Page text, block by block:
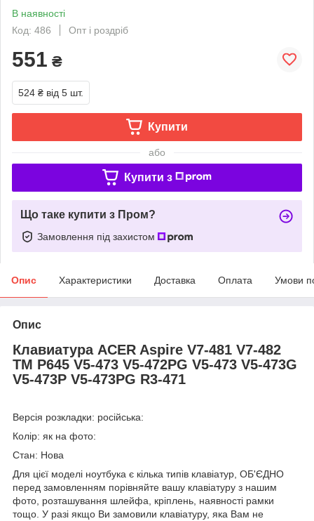
В наявності
Код: 486
Опт і роздріб
551 ₴
524 ₴ від 5 шт.
Купити
або
Купити з
Що таке купити з Пром?
Замовлення під захистом
Опис Характеристики Доставка Оплата Умови
Опис
Клавиатура ACER Aspire V7-481 V7-482
TM P645 V5-473 V5-472PG V5-473 V5-473G
V5-473P V5-473PG R3-471
Версія розкладки: російська:
Колір: як на фото:
Стан: Нова
Для цієї моделі ноутбука є кілька типів клавіатур, ОБ'ЄДНО
перед замовленням порівняйте вашу клавіатуру з нашим
фото, розташування шлейфа, кріплень, наявності рамки
тощо. У разі якщо Ви замовили клавіатуру, яка Вам не